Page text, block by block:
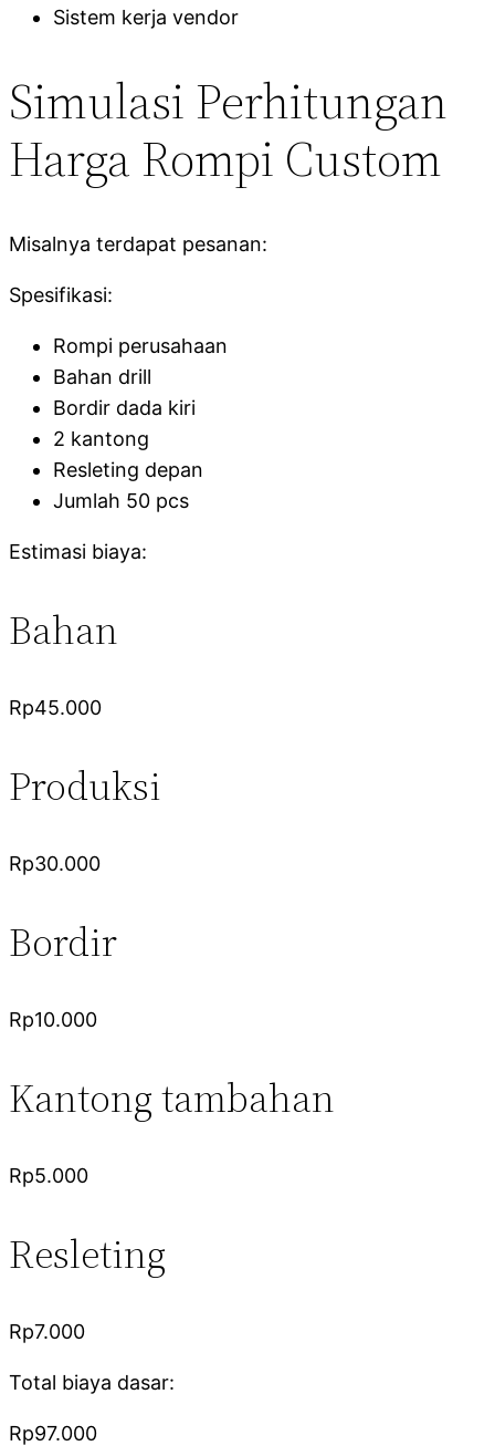
Sistem kerja vendor
Simulasi Perhitungan
Harga Rompi Custom
Misalnya terdapat pesanan:
Spesifikasi:
Rompi perusahaan
Bahan drill
Bordir dada kiri
2 kantong
Resleting depan
Jumlah 50 pcs
Estimasi biaya:
Bahan
Rp45.000
Produksi
Rp30.000
Bordir
Rp10.000
Kantong tambahan
Rp5.000
Resleting
Rp7.000
Total biaya dasar:
Rp97.000